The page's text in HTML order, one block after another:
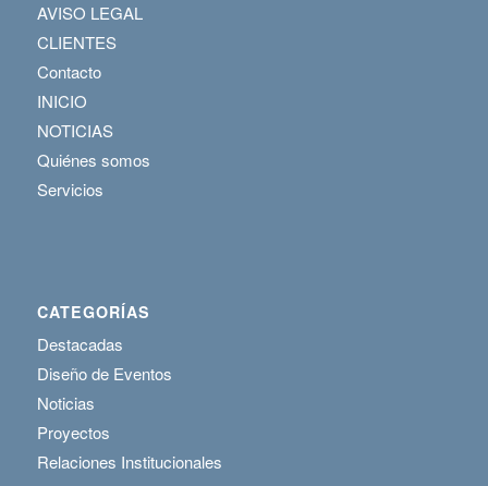
AVISO LEGAL
CLIENTES
Contacto
INICIO
NOTICIAS
Quiénes somos
Servicios
CATEGORÍAS
Destacadas
Diseño de Eventos
Noticias
Proyectos
Relaciones Institucionales